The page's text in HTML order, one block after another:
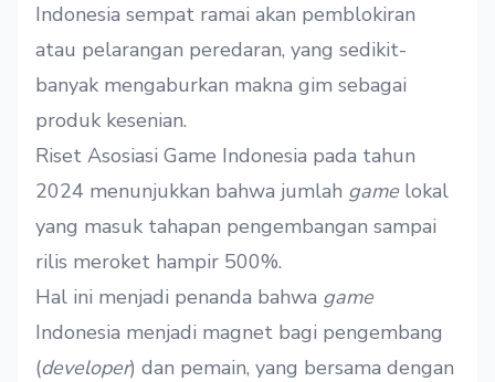
Indonesia sempat ramai akan pemblokiran
atau pelarangan peredaran, yang sedikit-
banyak mengaburkan makna gim sebagai
produk kesenian.
Riset Asosiasi Game Indonesia pada tahun
2024 menunjukkan bahwa jumlah game lokal
yang masuk tahapan pengembangan sampai
rilis meroket hampir 500%.
Hal ini menjadi penanda bahwa game
Indonesia menjadi magnet bagi pengembang
(developer) dan pemain, yang bersama dengan